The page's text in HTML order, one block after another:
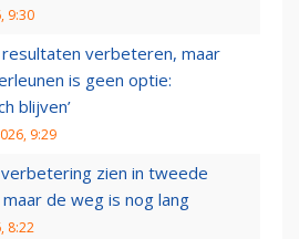
9:30
verbeteren, maar
is geen optie:
blijven’
9:29
zien in tweede
de weg is nog lang
8:22